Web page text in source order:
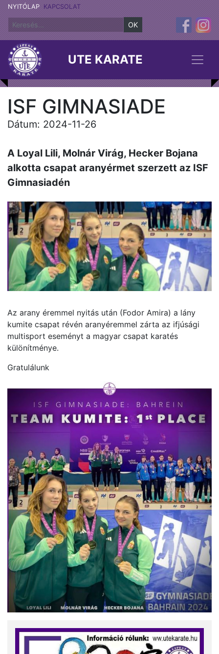
NYITÓLAP KAPCSOLAT
OK
UTE KARATE
ISF GIMNASIADE
Dátum: 2024-11-26
A Loyal Lili, Molnár Virág, Hecker Bojana
alkotta csapat aranyérmet szerzett az ISF
Gimnasiadén
Az arany éremmel nyitás után (Fodor Amira) a lány
kumite csapat révén aranyéremmel zárta az ifjúsági
multisport eseményt a magyar csapat karatés
különítménye.
Gratulálunk